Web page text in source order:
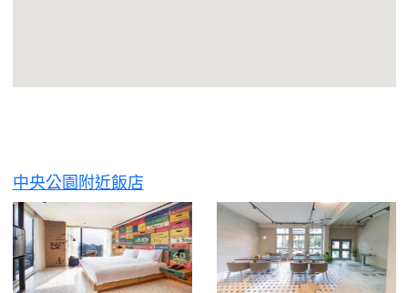
中央公園附近飯店